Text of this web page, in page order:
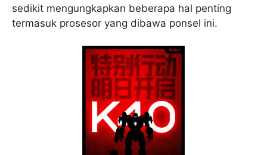
sedikit mengungkapkan beberapa hal penting
termasuk prosesor yang dibawa ponsel ini.